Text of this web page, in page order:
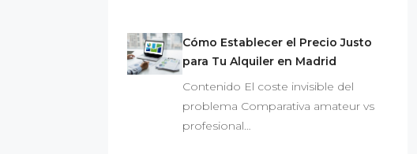
Cómo Establecer el Precio Justo
para Tu Alquiler en Madrid
Contenido El coste invisible del
problema Comparativa amateur vs
profesional…